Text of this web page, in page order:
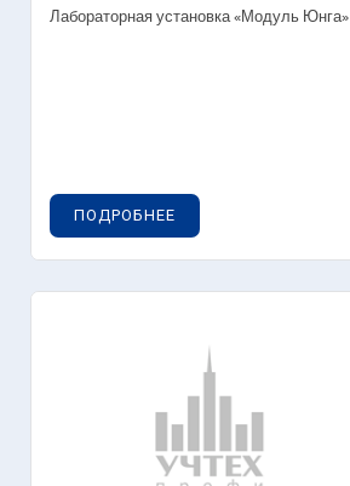
Лабораторная установка «Модуль Юнга»
ПОДРОБНЕЕ